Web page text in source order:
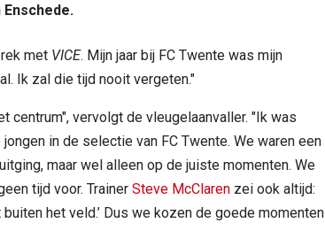
met VICE. Mijn jaar bij FC Twente was mijn
Ik zal die tijd nooit vergeten."
centrum", vervolgt de vleugelaanvaller. "Ik was
in de selectie van FC Twente. We waren een
maar wel alleen op de juiste momenten. We
tijd voor. Trainer Steve McClaren zei ook altijd:
het veld.’ Dus we kozen de goede momenten